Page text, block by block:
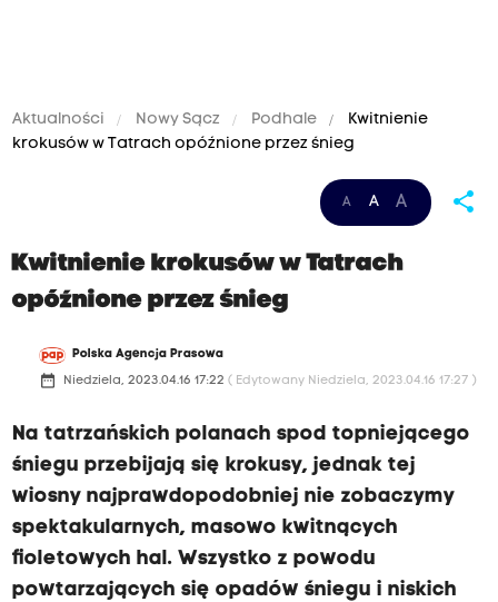
Aktualności Nowy Sącz Podhale
Kwitnienie
krokusów w Tatrach opóźnione przez śnieg
A A A share
Kwitnienie krokusów w Tatrach
opóźnione przez śnieg
Polska Agencja Prasowa
date_range Niedziela, 2023.04.16 17:22 ( Edytowany Niedziela, 2023.04.16 17:27 )
Na tatrzańskich polanach spod topniejącego
śniegu przebijają się krokusy, jednak tej
wiosny najprawdopodobniej nie zobaczymy
spektakularnych, masowo kwitnących
fioletowych hal. Wszystko z powodu
powtarzających się opadów śniegu i niskich